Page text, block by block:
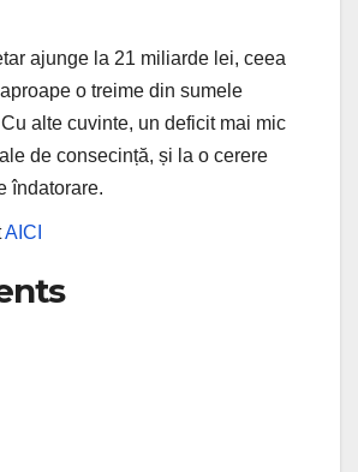
ajunge la 21 miliarde lei, ceea
o treime din sumele
alte cuvinte, un deficit mai mic
de consecință, și la o cerere
îndatorare.
AICI